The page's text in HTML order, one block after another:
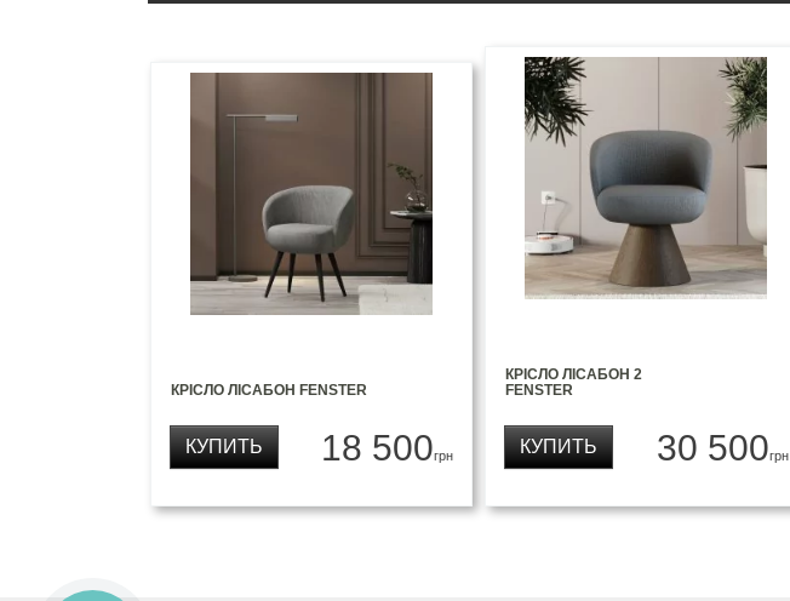
КРІСЛО ЛІСАБОН FENSTER
18 500грн
КУПИТЬ
КРІСЛО ЛІСАБОН 2
FENSTER
30 500грн
КУПИТЬ